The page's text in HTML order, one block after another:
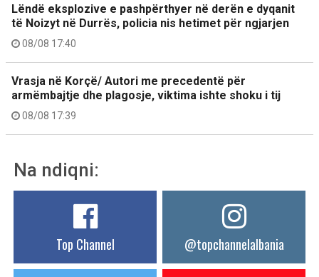
Lëndë eksplozive e pashpërthyer në derën e dyqanit
të Noizyt në Durrës, policia nis hetimet për ngjarjen
08/08 17:40
Vrasja në Korçë/ Autori me precedentë për
armëmbajtje dhe plagosje, viktima ishte shoku i tij
08/08 17:39
Na ndiqni:
Top Channel @topchannelalbania